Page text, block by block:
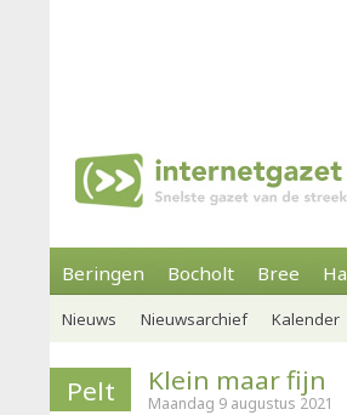
Beringen Bocholt Bree
Nieuws Nieuwsarchief Kalender
Pelt Klein maar fijn
Maandag 9 augustus 2021